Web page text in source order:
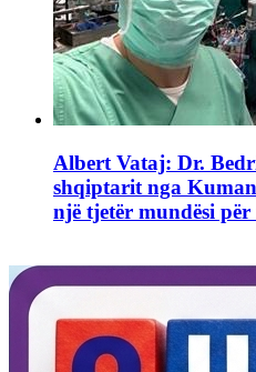
Albert Vataj: Dr.
shqiptarit nga
një tjetër mundësi